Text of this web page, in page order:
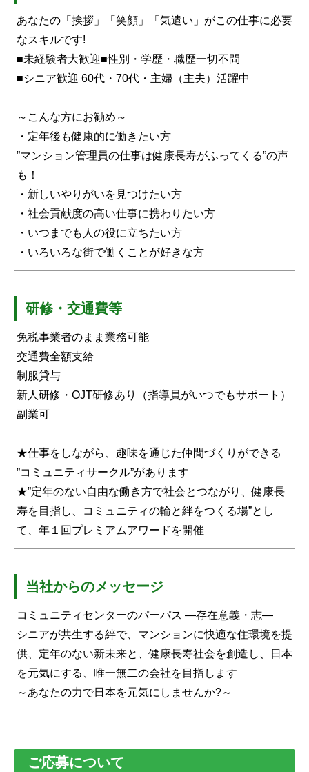
あなたの「挨拶」「笑顔」「気遣い」がこの仕事に必要
なスキルです!
■未経験者大歓迎■性別・学歴・職歴一切不問
■シニア歓迎 60代・70代・主婦（主夫）活躍中
～こんな方にお勧め～
・定年後も健康的に働きたい方
”マンション管理員の仕事は健康長寿がふってくる”の声
も！
・新しいやりがいを見つけたい方
・社会貢献度の高い仕事に携わりたい方
・いつまでも人の役に立ちたい方
・いろいろな街で働くことが好きな方
研修・交通費等
免税事業者のまま業務可能
交通費全額支給
制服貸与
新人研修・OJT研修あり（指導員がいつでもサポート）
副業可
★仕事をしながら、趣味を通じた仲間づくりができる
”コミュニティサークル”があります
★”定年のない自由な働き方で社会とつながり、健康長
寿を目指し、コミュニティの輪と絆をつくる場”とし
て、年１回プレミアムアワードを開催
当社からのメッセージ
コミュニティセンターのパーパス ―存在意義・志―
シニアが共生する絆で、マンションに快適な住環境を提
供、定年のない新未来と、健康長寿社会を創造し、日本
を元気にする、唯一無二の会社を目指します
～あなたの力で日本を元気にしませんか?～
ご応募について